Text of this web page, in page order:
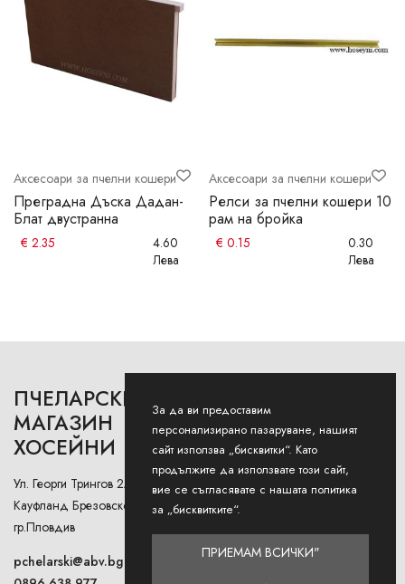
Аксесоари за пчелни кошери
Преградна Дъска Дадан-
Блат двустранна
€ 2.35
4.60
Лева
Аксесоари за пчелни кошери
Релси за пчелни кошери 10
рам на бройка
€ 0.15
0.30
Лева
ПЧЕЛАРСКИ
МАГАЗИН
ХОСЕЙНИ
Ул. Георги Трингов 2А (до
Кауфланд Брезовско Шосе),
гр.Пловдив
pchelarski@abv.bg
Понеделник - Петък: 9AM -
12:30PM и 13:00РМ - 18:00РМ
Събота: 9AM - 13PM
Неделя: Затворено
За да ви предоставим
персонализирано пазаруване, нашият
сайт използва „бисквитки“. Като
продължите да използвате този сайт,
вие се съгласявате с нашата политика
за „бисквитките“.
ПРИЕМАМ ВСИЧКИ"